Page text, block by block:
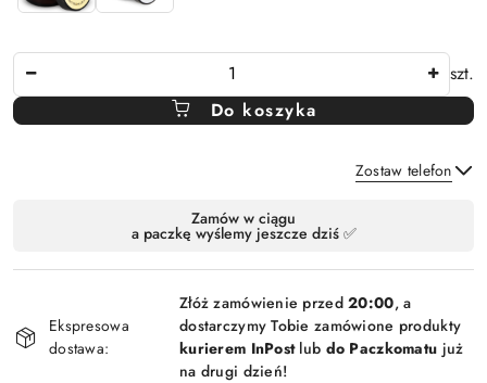
szt.
Do koszyka
Zostaw telefon
Wyślij
dostawa
Zamów w ciągu
a paczkę wyślemy jeszcze dziś ✅
Ekspresowa
dostawa:
Złóż zamówienie przed20:00, a
dostarczymy Tobie zamówione produkty
kurierem InPostlub do Paczkomatu już
na drugi dzień!